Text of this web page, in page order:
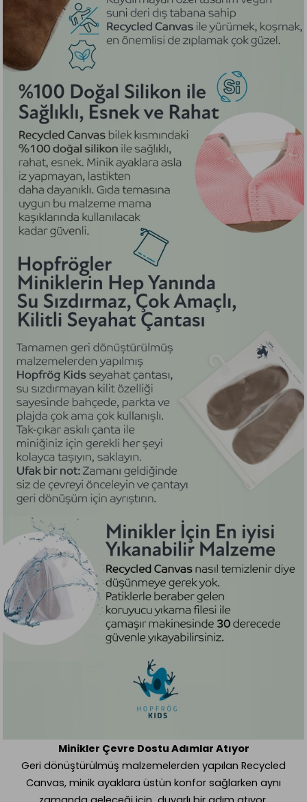
Minikler Çevre Dostu Adımlar Atıyor
Geri dönüştürülmüş malzemelerden yapılan Recycled
Canvas, minik ayaklara üstün konfor sağlarken aynı